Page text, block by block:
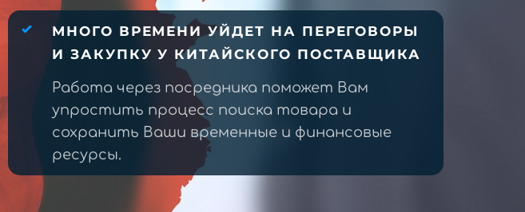
МНОГО ВРЕМЕНИ УЙДЕТ НА ПЕРЕГОВОРЫ
И ЗАКУПКУ У КИТАЙСКОГО ПОСТАВЩИКА
Работа через посредника поможет Вам
упростить процесс поиска товара и
сохранить Ваши временные и финансовые
ресурсы.